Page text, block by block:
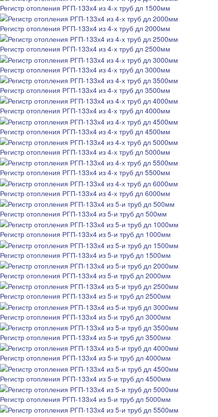
Регистр отопления РГП-133х4 из 4-х труб дл 1500мм
Регистр отопления РГП-133х4 из 4-х труб дл 2000мм
Регистр отопления РГП-133х4 из 4-х труб дл 2500мм
Регистр отопления РГП-133х4 из 4-х труб дл 3000мм
Регистр отопления РГП-133х4 из 4-х труб дл 3500мм
Регистр отопления РГП-133х4 из 4-х труб дл 4000мм
Регистр отопления РГП-133х4 из 4-х труб дл 4500мм
Регистр отопления РГП-133х4 из 4-х труб дл 5000мм
Регистр отопления РГП-133х4 из 4-х труб дл 5500мм
Регистр отопления РГП-133х4 из 4-х труб дл 6000мм
Регистр отопления РГП-133х4 из 5-и труб дл 500мм
Регистр отопления РГП-133х4 из 5-и труб дл 1000мм
Регистр отопления РГП-133х4 из 5-и труб дл 1500мм
Регистр отопления РГП-133х4 из 5-и труб дл 2000мм
Регистр отопления РГП-133х4 из 5-и труб дл 2500мм
Регистр отопления РГП-133х4 из 5-и труб дл 3000мм
Регистр отопления РГП-133х4 из 5-и труб дл 3500мм
Регистр отопления РГП-133х4 из 5-и труб дл 4000мм
Регистр отопления РГП-133х4 из 5-и труб дл 4500мм
Регистр отопления РГП-133х4 из 5-и труб дл 5000мм